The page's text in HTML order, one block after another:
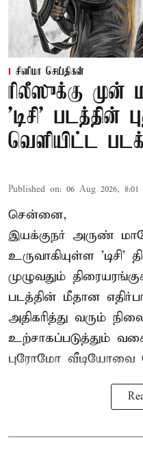
சினிமா செய்திகள்
ரிலீஸுக்கு
'டிசி' படத்தின்
வெளியிட்ட
Published on: 06 Aug 2026, 8:01
சென்னை,
இயக்குநர் அருண்
உருவாகியுள்ள
முழுவதும்
படத்தின் மீதான
அதிகரித்து வரும்
உற்சாகப்படுத்தும்
புரோமோ வீடியோவை